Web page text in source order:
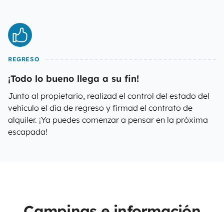
REGRESO
¡Todo lo bueno llega a su fin!
Junto al propietario, realizad el control del estado del
vehículo el día de regreso y firmad el contrato de
alquiler. ¡Ya puedes comenzar a pensar en la próxima
escapada!